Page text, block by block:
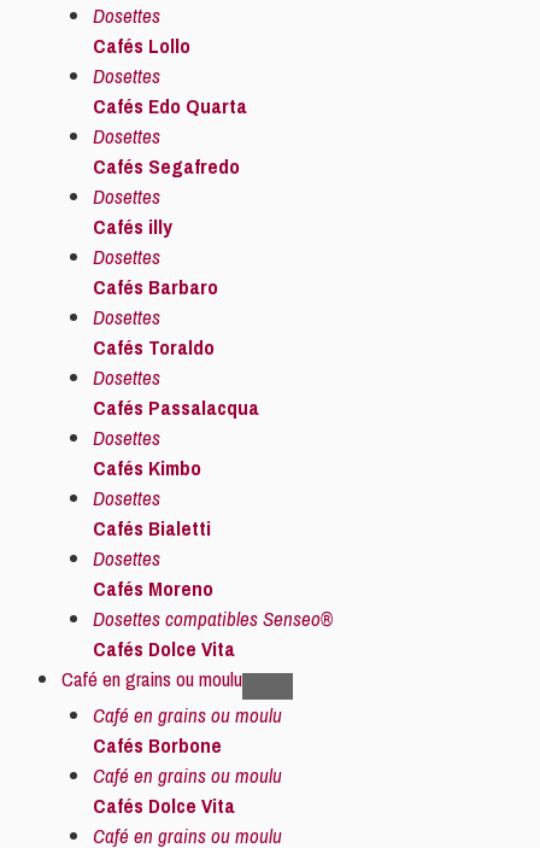
Dosettes
Cafés Lollo
Dosettes
Cafés Edo Quarta
Dosettes
Cafés Segafredo
Dosettes
Cafés illy
Dosettes
Cafés Barbaro
Dosettes
Cafés Toraldo
Dosettes
Cafés Passalacqua
Dosettes
Cafés Kimbo
Dosettes
Cafés Bialetti
Dosettes
Cafés Moreno
Dosettes compatibles Senseo®
Cafés Dolce Vita
Café en grains ou moulu
Café en grains ou moulu
Cafés Borbone
Café en grains ou moulu
Cafés Dolce Vita
Café en grains ou moulu